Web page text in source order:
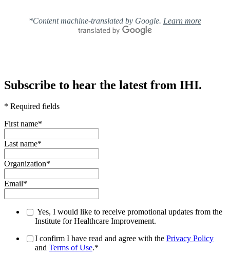
*Content machine-translated by Google. Learn more
Subscribe to hear the latest from IHI.
* Required fields
First name*
Last name*
Organization*
Email*
Yes, I would like to receive promotional updates from the
Institute for Healthcare Improvement.
I confirm I have read and agree with the Privacy Policy
and Terms of Use.*